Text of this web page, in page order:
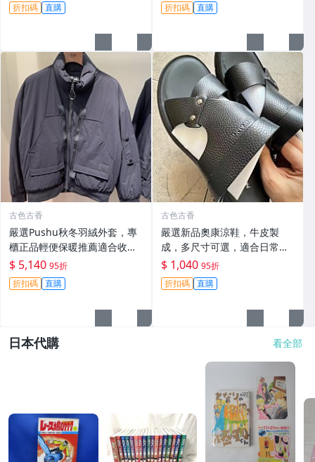
折扣碼 直購
折扣碼 直購
古色古香
嚴選Pushu秋冬羽絨外套，專
櫃正品輕便保暖推薦適合收藏
秋冬羽絨 外套 保暖
$ 5,140 95折
折扣碼 直購
古色古香
嚴選新品奧康涼鞋，牛皮製
成，多尺寸可選，適合日常搭
配收藏 涼鞋 牛皮 奧康
$ 1,040 95折
折扣碼 直購
日本代購 看全部